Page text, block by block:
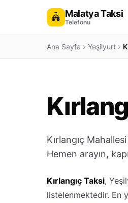
Malatya Taksi
Telefonu
Ana Sayfa Yeşilyurt
Kırlangıç
Hemen arayın,
Kırlangıç Taksi,
listelenmektedir. En